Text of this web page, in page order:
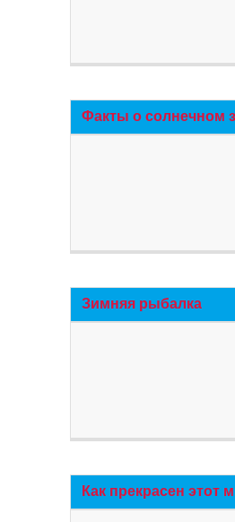
Факты о солнечном
Зимняя рыбалка
Как прекрасен этот